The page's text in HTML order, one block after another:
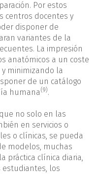
Por estos
centros docentes y
disponer de
variantes de la
La impresión
anatómicos a un coste
minimizando la
de un catálogo
humana(9).
no solo en las
en servicios o
o clínicas, se pueda
modelos, muchas
práctica clínica diaria,
estudiantes, los